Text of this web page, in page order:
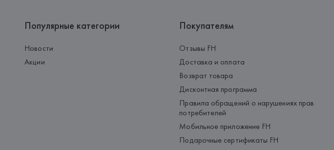
Популярные категории
Новости
Акции
Покупателям
Отзывы FH
Доставка и оплата
Возврат товара
Дисконтная программа
Правила обращений о нарушениях прав
потребителей
Мобильное приложение FH
Подарочные сертификаты FH